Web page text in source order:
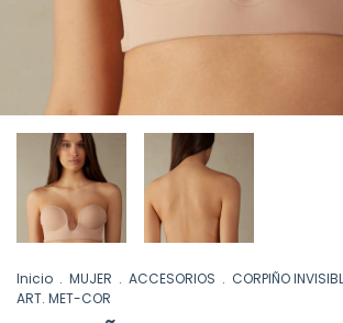
Inicio . MUJER . ACCESORIOS . CORPIÑO
ART. MET-COR